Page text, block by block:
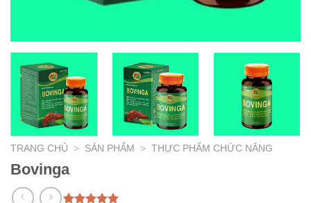
TRANG CHỦ > SẢN PHẨM > THỰC PHẨM CHỨC NĂNG
Bovinga